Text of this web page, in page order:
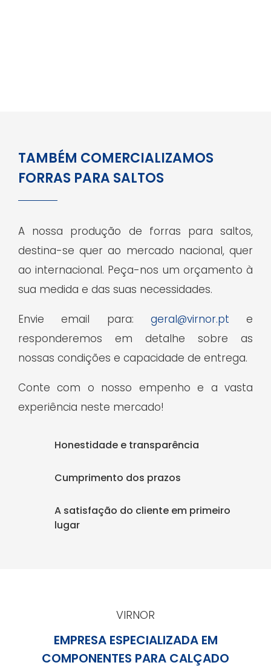
TAMBÉM COMERCIALIZAMOS
FORRAS PARA SALTOS
A nossa produção de forras para saltos,
destina-se quer ao mercado nacional, quer
ao internacional. Peça-nos um orçamento à
sua medida e das suas necessidades.
Envie email para: geral@virnor.pt e
responderemos em detalhe sobre as
nossas condições e capacidade de entrega.
Conte com o nosso empenho e a vasta
experiência neste mercado!
Honestidade e transparência
Cumprimento dos prazos
A satisfação do cliente em primeiro
lugar
VIRNOR
EMPRESA ESPECIALIZADA EM
COMPONENTES PARA CALÇADO